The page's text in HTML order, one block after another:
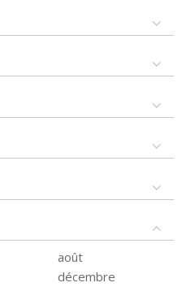
août
décembre